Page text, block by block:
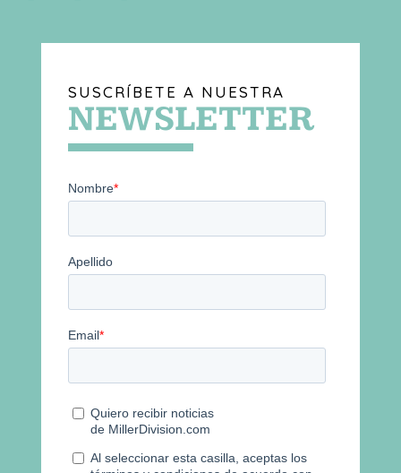
SUSCRÍBETE A NUESTRA
NEWSLETTER